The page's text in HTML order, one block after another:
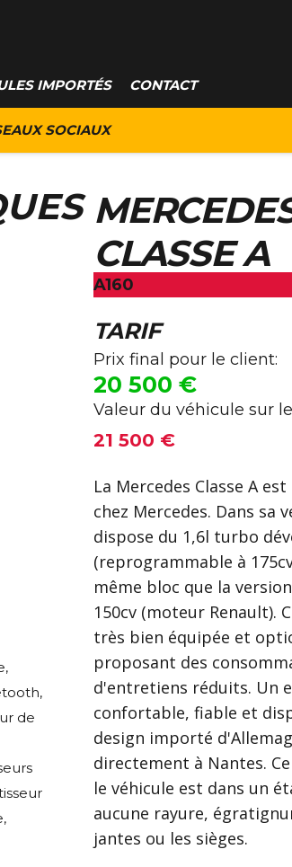
IMPORTÉS CONTACT
SOCIAUX
de
CLASSE A
A160
TARIF
Prix final pour le client:
20 500 €
Valeur du véhicule sur
21 500 €
La Mercedes Classe A
chez Mercedes. Dans sa
dispose du 1,6l turbo
(reprogrammable à
même bloc que la
150cv (moteur Renault).
très bien équipée et
proposant des
d'entretiens réduits. Un
confortable, fiable et
design importé
directement à Nantes.
le véhicule est dans un
aucune rayure,
jantes ou les sièges.